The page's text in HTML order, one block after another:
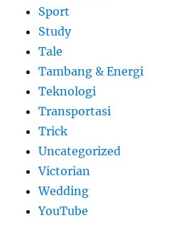
Sport
Study
Tale
Tambang & Energi
Teknologi
Transportasi
Trick
Uncategorized
Victorian
Wedding
YouTube